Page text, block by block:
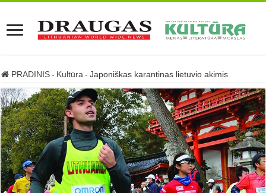
PRADINIS - Kultūra - Japoniškas karantinas lietuvio akimis